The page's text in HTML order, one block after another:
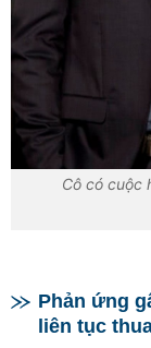
Cô có cuộc
Phản ứng
liên tục